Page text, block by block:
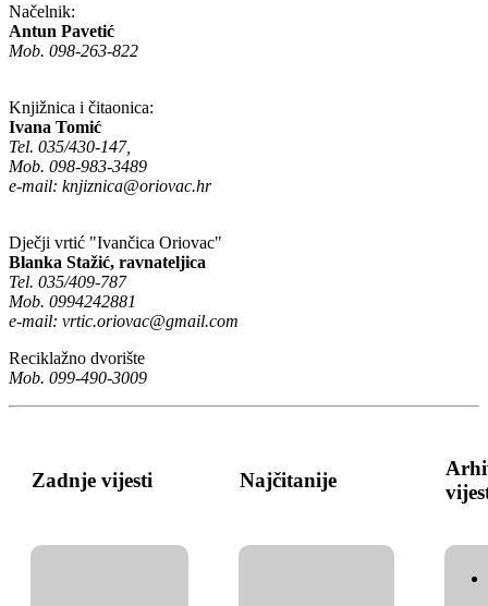
Načelnik:
Antun Pavetić
Mob. 098-263-822
Knjižnica i čitaonica:
Ivana Tomić
Tel. 035/430-147,
Mob. 098-983-3489
e-mail: knjiznica@oriovac.hr
Dječji vrtić "Ivančica Oriovac"
Blanka Stažić, ravnateljica
Tel. 035/409-787
Mob. 0994242881
e-mail: vrtic.oriovac@gmail.com
Reciklažno dvorište
Mob. 099-490-3009
Zadnje vijesti Najčitanije